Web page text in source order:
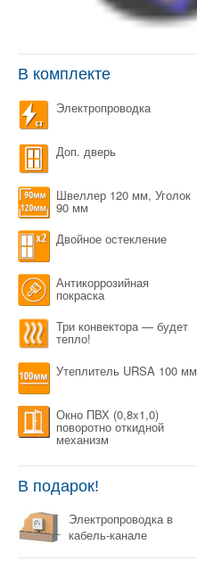
В комплекте
Электропроводка
Доп. дверь
Швеллер 120 мм, Уголок
90 мм
Двойное остекление
Антикоррозийная
покраска
Три конвектора — будет
тепло!
Утеплитель URSA 100 мм
Окно ПВХ (0,8х1,0)
поворотно откидной
механизм
В подарок!
Электропроводка в
кабель-канале